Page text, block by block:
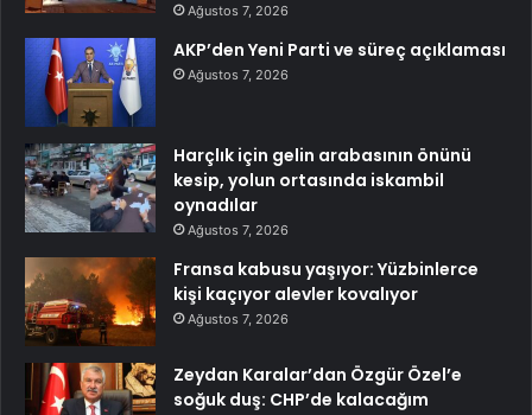
Ağustos 7, 2026
AKP’den Yeni Parti ve süreç açıklaması
Ağustos 7, 2026
Harçlık için gelin arabasının önünü
kesip, yolun ortasında iskambil
oynadılar
Ağustos 7, 2026
Fransa kabusu yaşıyor: Yüzbinlerce
kişi kaçıyor alevler kovalıyor
Ağustos 7, 2026
Zeydan Karalar’dan Özgür Özel’e
soğuk duş: CHP’de kalacağım